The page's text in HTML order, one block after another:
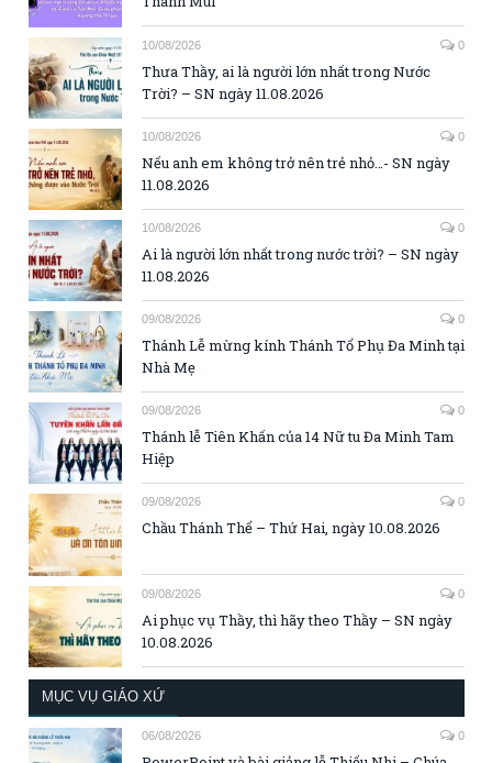
10/08/2026 0
Thưa Thầy, ai là người lớn nhất trong Nước
Trời? – SN ngày 11.08.2026
10/08/2026 0
Nếu anh em không trở nên trẻ nhỏ…- SN ngày
11.08.2026
10/08/2026 0
Ai là người lớn nhất trong nước trời? – SN ngày
11.08.2026
09/08/2026 0
Thánh Lễ mừng kính Thánh Tổ Phụ Đa Minh tại
Nhà Mẹ
09/08/2026 0
Thánh lễ Tiên Khấn của 14 Nữ tu Đa Minh Tam
Hiệp
09/08/2026 0
Chầu Thánh Thể – Thứ Hai, ngày 10.08.2026
09/08/2026 0
Ai phục vụ Thầy, thì hãy theo Thầy – SN ngày
10.08.2026
MỤC VỤ GIÁO XỨ
06/08/2026 0